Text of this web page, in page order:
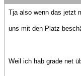
Tja also wenn das jetzt
uns mit den Platz
Weil ich hab grade net